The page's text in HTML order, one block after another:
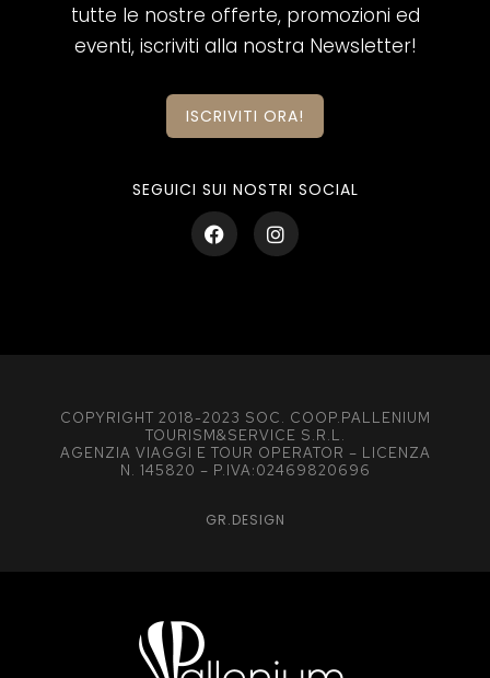
tutte le nostre offerte, promozioni ed
eventi, iscriviti alla nostra Newsletter!
ISCRIVITI ORA!
SEGUICI SUI NOSTRI SOCIAL
COPYRIGHT 2018-2023 SOC. COOP.PALLENIUM
TOURISM&SERVICE S.R.L.
AGENZIA VIAGGI E TOUR OPERATOR – LICENZA
N. 145820 – P.IVA:02469820696
GR.DESIGN